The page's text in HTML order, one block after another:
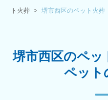
ト火葬
堺市西区のペット火葬
堺市西区のペッ
ペット